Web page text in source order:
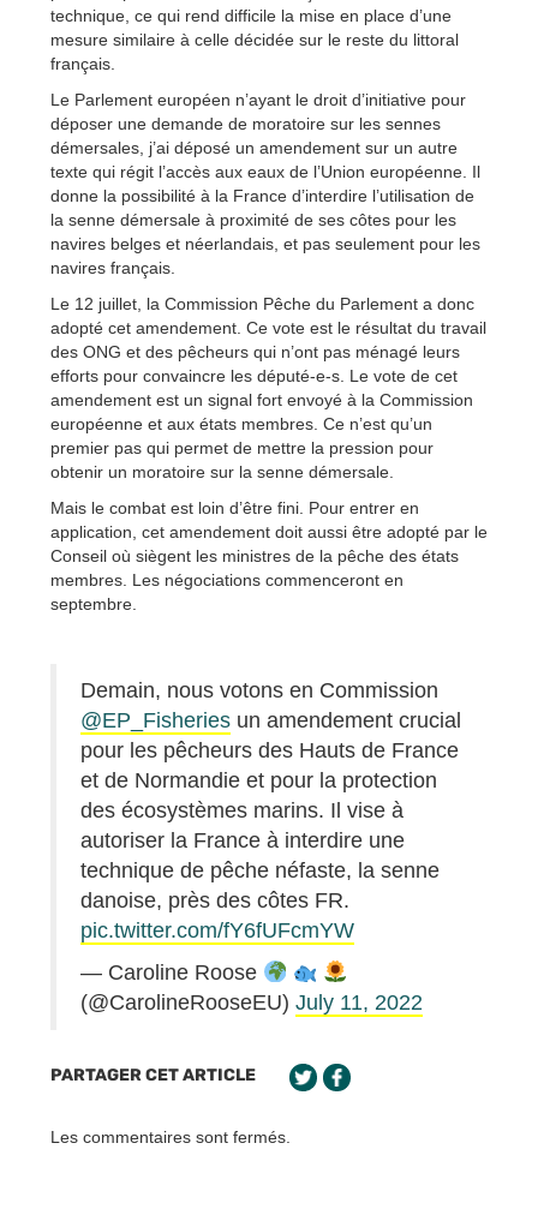
technique, ce qui rend difficile la mise en place d’une
mesure similaire à celle décidée sur le reste du littoral
français.
Le Parlement européen n’ayant le droit d’initiative pour
déposer une demande de moratoire sur les sennes
démersales, j’ai déposé un amendement sur un autre
texte qui régit l’accès aux eaux de l’Union européenne. Il
donne la possibilité à la France d’interdire l’utilisation de
la senne démersale à proximité de ses côtes pour les
navires belges et néerlandais, et pas seulement pour les
navires français.
Le 12 juillet, la Commission Pêche du Parlement a donc
adopté cet amendement. Ce vote est le résultat du travail
des ONG et des pêcheurs qui n’ont pas ménagé leurs
efforts pour convaincre les député-e-s. Le vote de cet
amendement est un signal fort envoyé à la Commission
européenne et aux états membres. Ce n’est qu’un
premier pas qui permet de mettre la pression pour
obtenir un moratoire sur la senne démersale.
Mais le combat est loin d’être fini. Pour entrer en
application, cet amendement doit aussi être adopté par le
Conseil où siègent les ministres de la pêche des états
membres. Les négociations commenceront en
septembre.
Demain, nous votons en Commission
@EP_Fisheries un amendement crucial
pour les pêcheurs des Hauts de France
et de Normandie et pour la protection
des écosystèmes marins. Il vise à
autoriser la France à interdire une
technique de pêche néfaste, la senne
danoise, près des côtes FR.
pic.twitter.com/fY6fUFcmYW
— Caroline Roose
(@CarolineRooseEU) July 11, 2022
PARTAGER CET ARTICLE
Les commentaires sont fermés.